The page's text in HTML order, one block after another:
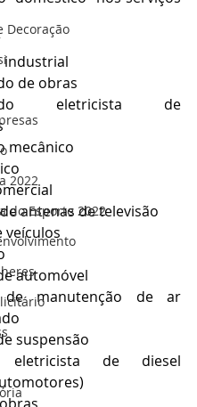
Decoração
2022
do Esporte 2022
industrial
de obras
eletricista de
mecânico
antenas de televisão
veículos
automóvel
de manutenção de ar
suspensão
eletricista de diesel